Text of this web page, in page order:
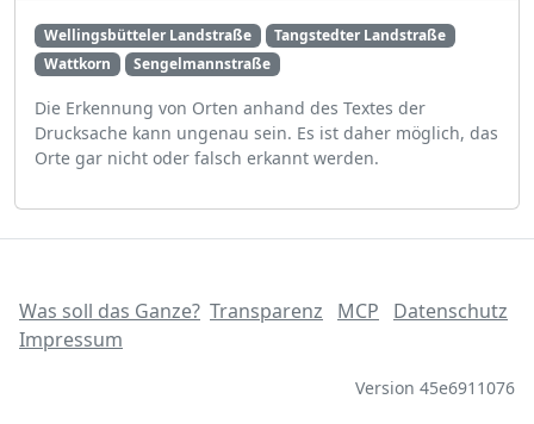
Wellingsbütteler Landstraße
Tangstedter Landstraße
Wattkorn
Sengelmannstraße
Die Erkennung von Orten anhand des Textes der
Drucksache kann ungenau sein. Es ist daher möglich, das
Orte gar nicht oder falsch erkannt werden.
Was soll das Ganze? Transparenz MCP
Datenschutz
Impressum
Version 45e6911076